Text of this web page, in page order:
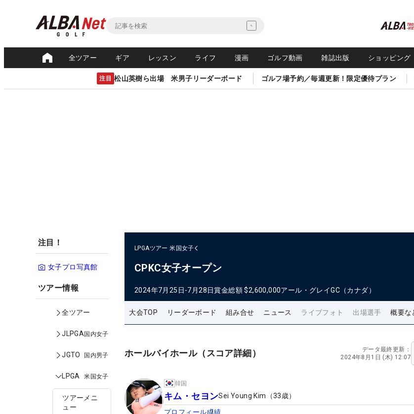
全ツアー ギア レッスン ライフ 漫画 ゴルフ動画 雑誌出版 ショッピング
注目 松山英樹ら出場 米男子リーダーボード ゴルフ場予約／毎週更新！限定優待プラン
注目！
女子プロ写真館
ツアー情報
全ツアー
JLPGA国内女子
JGTO 国内男子
LPGA 米国女子
ツアーメニ
ュー
LPGAツアー 米国女子
CPKC女子オープン
2024年7月25日-7月28日賞金総額 $2,600,000アール・グレイGC（カナダ）
大会TOP リーダーボード 組み合せ ニュース ライブフォト 出場選手 概要な
ホールバイホール（スコア詳細）
データ最終更新：
2024年8月1日 (木) 12:07
韓国
キム・セヨンSei Young Kim （33歳）
プロフィール成績